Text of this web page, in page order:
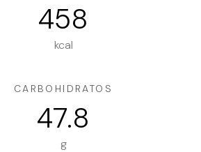
458
kcal
CARBOHIDRATOS
47.8
g